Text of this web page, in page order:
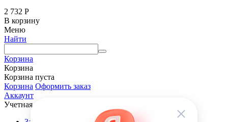
2 732 Р
В корзину
Меню
Найти
Корзина
Корзина
Корзина пуста
Корзина Оформить заказ
Аккаунт
Учетная запись